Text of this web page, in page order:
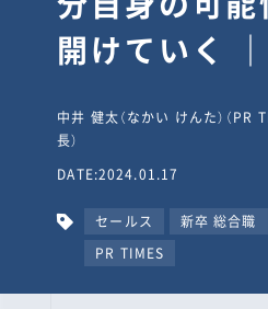
輔塾・前編】
山田真輔（やまだ しんすけ）（
長）
DATE:2023.09.08
カルチャー CxO